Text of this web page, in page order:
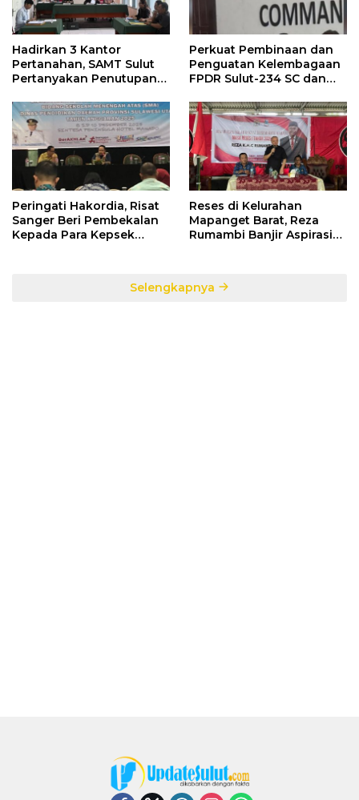
Hadirkan 3 Kantor
Pertanahan, SAMT Sulut
Pertanyakan Penutupan
Anggaran Negara
Perkuat Pembinaan dan
Penguatan Kelembagaan
FPDR Sulut-234 SC dan
Peringati Hakordia, Risat
Sanger Beri Pembekalan
Kepada Para Kepsek
Reses di Kelurahan
Mapanget Barat, Reza
Rumambi Banjir Aspirasi
Selengkapnya